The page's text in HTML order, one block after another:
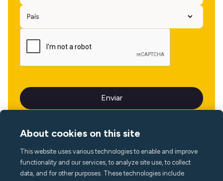
Idioma
About cookies on this site
This website uses various technologies to enable and improve
functionality and our services, to analyze site use, to collect
data, and for other purposes. These technologies include